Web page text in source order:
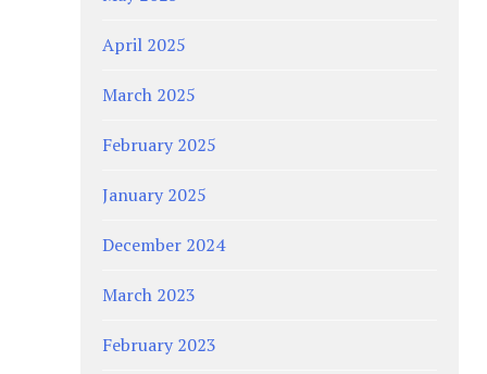
April 2025
March 2025
February 2025
January 2025
December 2024
March 2023
February 2023